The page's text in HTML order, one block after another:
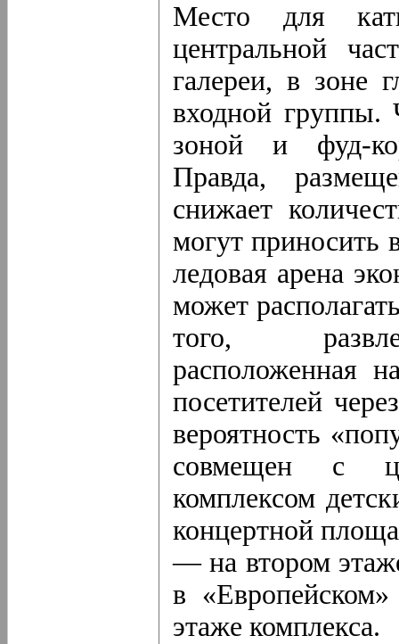
Место для
центральной
галереи, в зоне
входной группы.
зоной и фуд-
Правда,
снижает
могут приносить
ледовая арена
может
того,
расположенная
посетителей
вероятность
совмещен с
комплексом
концертной
— на втором
в
этаже комплекса.